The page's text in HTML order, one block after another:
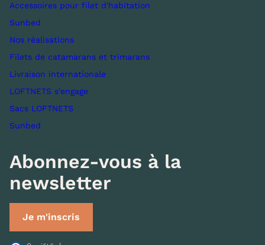
Accessoires pour filet d'habitation
Sunbed
Nos réalisations
Filets de catamarans et trimarans
Livraison internationale
LOFTNETS s’engage
Sacs LOFTNETS
Sunbed
Abonnez-vous à la
newsletter
Je m'inscris